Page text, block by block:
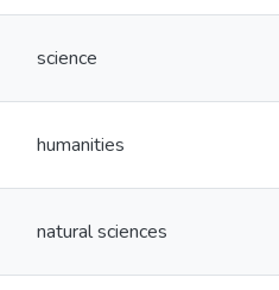
science
humanities
natural sciences